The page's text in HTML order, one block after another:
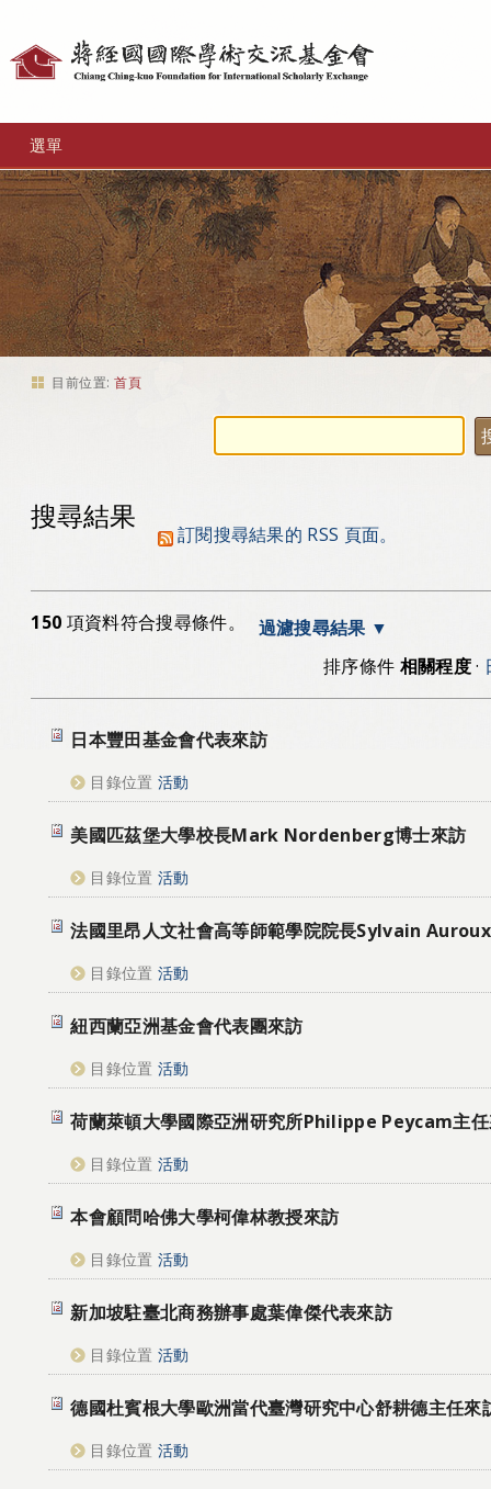
選單
目前位置: 首頁
搜尋結果
訂閱搜尋結果的 RSS 頁面。
150 項資料符合搜尋條件。
過濾搜尋結果
排序條件 相關程度·
日本豐田基金會代表來訪
目錄位置 活動
美國匹茲堡大學校長Mark Nordenberg博士來訪
目錄位置 活動
法國里昂人文社會高等師範學院院長Sylvain
目錄位置 活動
紐西蘭亞洲基金會代表團來訪
目錄位置 活動
荷蘭萊頓大學國際亞洲研究所Philippe Peycam主
目錄位置 活動
本會顧問哈佛大學柯偉林教授來訪
目錄位置 活動
新加坡駐臺北商務辦事處葉偉傑代表來訪
目錄位置 活動
德國杜賓根大學歐洲當代臺灣研究中心舒耕德主任來
目錄位置 活動